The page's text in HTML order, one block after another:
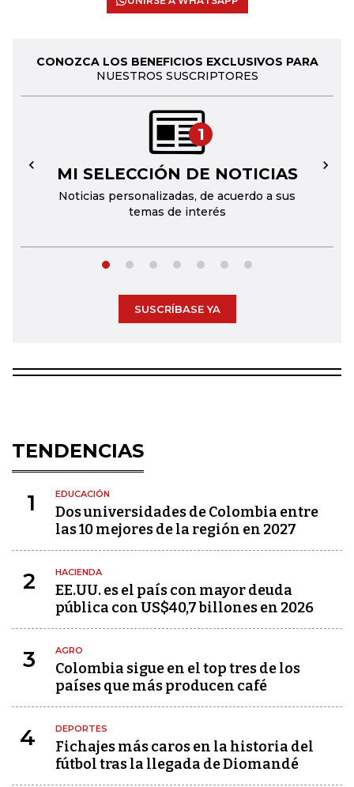
CONOZCA LOS BENEFICIOS EXCLUSIVOS PARA
NUESTROS SUSCRIPTORES
1
MI SELECCIÓN DE NOTICIAS
Noticias personalizadas, de acuerdo a sus
temas de interés
← →
SUSCRÍBASE YA
TENDENCIAS
1 EDUCACIÓN
Dos universidades de Colombia entre
las 10 mejores de la región en 2027
2 HACIENDA
EE.UU. es el país con mayor deuda
pública con US$40,7 billones en 2026
3 AGRO
Colombia sigue en el top tres de los
países que más producen café
4 DEPORTES
Fichajes más caros en la historia del
fútbol tras la llegada de Diomandé